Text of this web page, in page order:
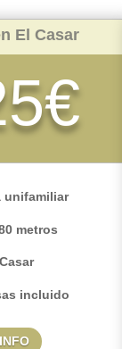
El Casar
unifamiliar
metros
incluido